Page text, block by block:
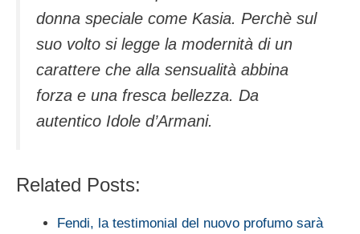
donna speciale come Kasia. Perchè sul
suo volto si legge la modernità di un
carattere che alla sensualità abbina
forza e una fresca bellezza. Da
autentico Idole d’Armani.
Related Posts:
Fendi, la testimonial del nuovo profumo sarà